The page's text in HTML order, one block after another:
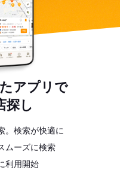
アプリで
探し
。検索が快適に
ムーズに検索
利用開始